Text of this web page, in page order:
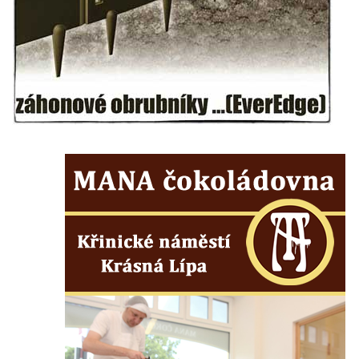
Kostel svatého Michaela v Nové Roli
Kostel svatých Petra a Pavla v Kadani
Kostel svaté Anny v Kadani
Chrám pokoje v Hrádku nad Nisou
Kostel svatého Bartoloměje v Hrádku nad
Nisou
Kostel svatého Mikuláše v Tisové u
Tachova
Vysokém nad Jizerou
Kostel svatého Prokopa v Jablonci nad
Jizerou
Pavilon bývalé studny na náměstí Dr. Karla
Kramáře ve Vysokém nad Jizerou